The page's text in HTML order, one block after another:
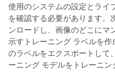
使用のシステムの設定とライ
を確認する必要があります。
ンロードし、画像のどこにマ
示すトレーニング ラベルを
のラベルをエクスポートして
ーニング モデルをトレーニン